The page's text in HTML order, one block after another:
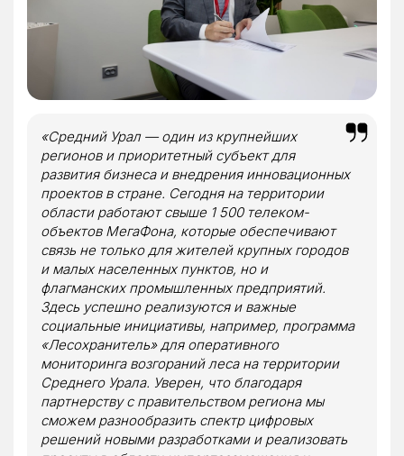
«Средний Урал — один из крупнейших
регионов и приоритетный субъект для
развития бизнеса и внедрения инновационных
проектов в стране. Сегодня на территории
области работают свыше 1 500 телеком-
объектов МегаФона, которые обеспечивают
связь не только для жителей крупных городов
и малых населенных пунктов, но и
флагманских промышленных предприятий.
Здесь успешно реализуются и важные
социальные инициативы, например, программа
«Лесохранитель» для оперативного
мониторинга возгораний леса на территории
Среднего Урала. Уверен, что благодаря
партнерству с правительством региона мы
сможем разнообразить спектр цифровых
решений новыми разработками и реализовать